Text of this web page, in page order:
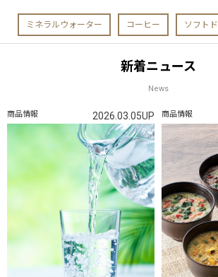
ミネラルウォーター コーヒー ソフト
新着ニュース
News
商品情報 2026.03.05UP 商品情報